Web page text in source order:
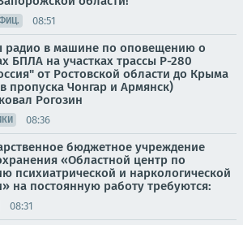
08:51
радио в машине по оповещению о
БПЛА на участках трассы Р-280
от Ростовской области до Крыма
пропуска Чонгар и Армянск)
Рогозин
08:36
бюджетное учреждение
«Областной центр по
психиатрической и наркологической
на постоянную работу требуются:
08:31